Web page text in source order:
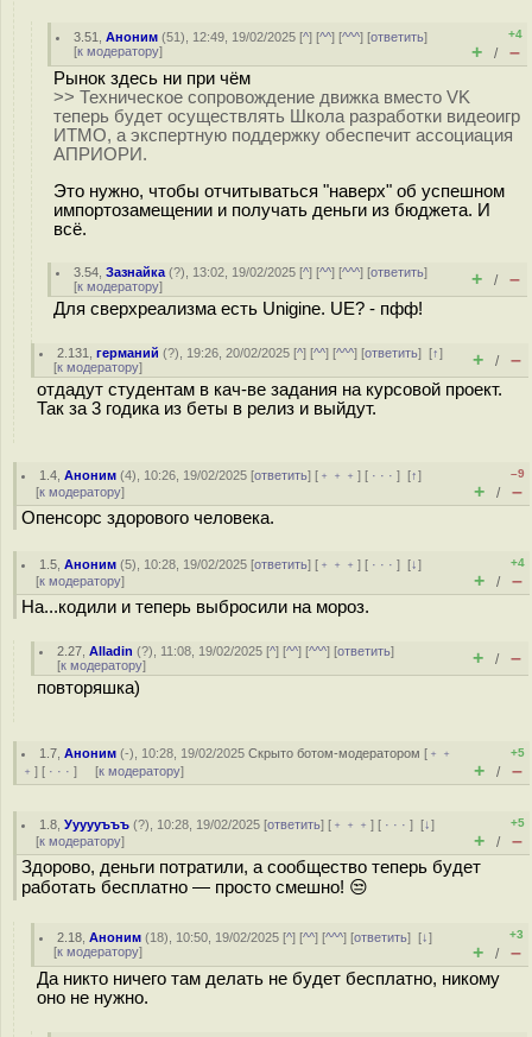
3.51 ,Аноним (51), 12:49, 19/02/2025 [^] [^^] [^^^] [ответить]
[к модератору]
+4
+ / –
Рынок здесь ни при чём
>> Техническое сопровождение движка вместо VK
теперь будет осуществлять Школа разработки видеоигр
ИТМО, а экспертную поддержку обеспечит ассоциация
АПРИОРИ.
Это нужно, чтобы отчитываться "наверх" об успешном
импортозамещении и получать деньги из бюджета. И
всё.
3.54 ,Зазнайка (?), 13:02, 19/02/2025 [^] [^^] [^^^] [ответить]
[к модератору] + / –
Для сверхреализма есть Unigine. UE? - пфф!
2.131 ,германий (?), 19:26, 20/02/2025 [^] [^^] [^^^] [ответить][↑]
[к модератору] + / –
отдадут студентам в кач-ве задания на курсовой проект.
Так за 3 годика из беты в релиз и выйдут.
1.4 ,Аноним (4), 10:26, 19/02/2025 [ответить] [ ﹢﹢﹢] [ · · ·][↑]
[к модератору]
–9
+ / –
Опенсорс здорового человека.
1.5 ,Аноним (5), 10:28, 19/02/2025 [ответить] [ ﹢﹢﹢] [ · · ·][↓]
[к модератору]
+4
+ / –
На...кодили и теперь выбросили на мороз.
2.27 ,Alladin (?), 11:08, 19/02/2025 [^] [^^] [^^^] [ответить]
[к модератору] + / –
повторяшка)
1.7 ,Аноним (-), 10:28, 19/02/2025Скрыто ботом-модератором [ ﹢﹢
﹢ ] [ · · · ] [к модератору]
+5
+ / –
1.8 ,Уууууъъъ (?), 10:28, 19/02/2025 [ответить] [ ﹢﹢﹢] [ · · ·][↓]
[к модератору]
+5
+ / –
Здорово, деньги потратили, а сообщество теперь будет
работать бесплатно — просто смешно! 😒
2.18 ,Аноним (18), 10:50, 19/02/2025 [^] [^^] [^^^] [ответить][↓]
[к модератору]
+3
+ / –
Да никто ничего там делать не будет бесплатно, никому
оно не нужно.